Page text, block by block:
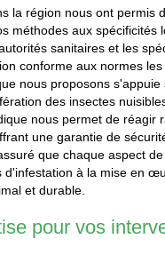
la région nous ont permis
méthodes aux spécificités
sanitaires et les
conforme aux normes
nous proposons
des insectes
nous permet de réagir
une garantie de
que chaque aspect
à la mise en
et durable.
pour vos